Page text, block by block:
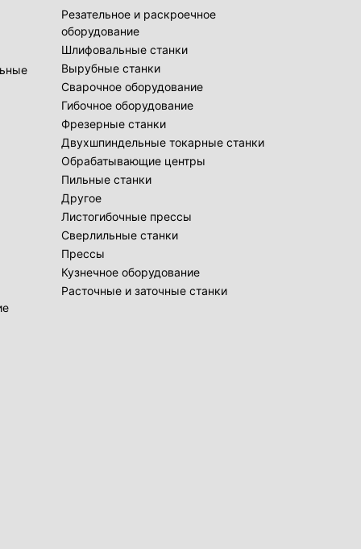
Резательное и раскроечное
оборудование
Шлифовальные станки
Вырубные станки
Сварочное оборудование
Гибочное оборудование
Фрезерные станки
Двухшпиндельные токарные станки
Обрабатывающие центры
Пильные станки
Другое
Листогибочные прессы
Сверлильные станки
Прессы
Кузнечное оборудование
Расточные и заточные станки